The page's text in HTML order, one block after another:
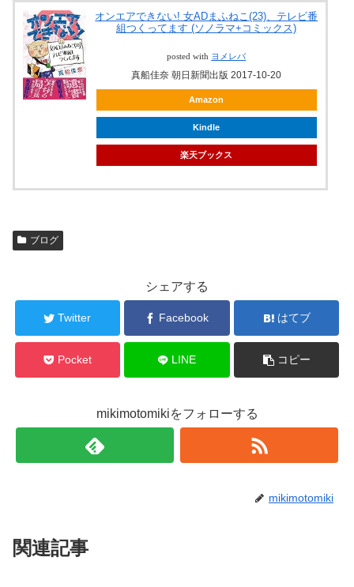
オンエアできない! 女ADまふねこ(23)、テレビ番
組つくってます (ソノラマ+コミックス)
posted with ヨメレバ
真船佳奈 朝日新聞出版 2017-10-20
Amazon
Kindle
楽天ブックス
ブログ
シェアする
Twitter Facebook はてブ
Pocket LINE コピー
mikimotomikiをフォローする
mikimotomiki
関連記事